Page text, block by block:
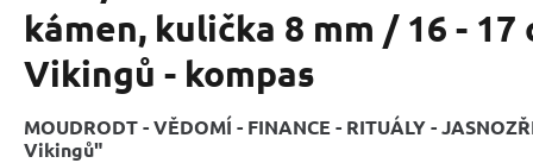
kámen, kulička 8 mm / 16 - 17
Vikingů - kompas
MOUDRODT - VĚDOMÍ - FINANCE - RITUÁLY -
Vikingů"